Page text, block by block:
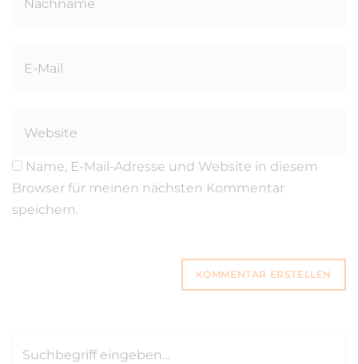
Name, E-Mail-Adresse und Website in diesem
Browser für meinen nächsten Kommentar
speichern.